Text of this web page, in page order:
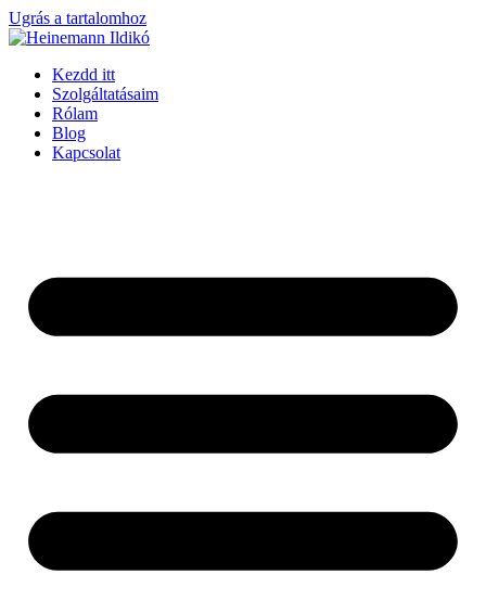
Ugrás a tartalomhoz
Kezdd itt
Szolgáltatásaim
Rólam
Blog
Kapcsolat